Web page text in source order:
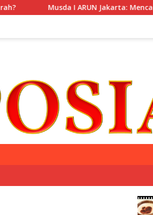
Musda I ARUN Jakarta: Mencari Makna